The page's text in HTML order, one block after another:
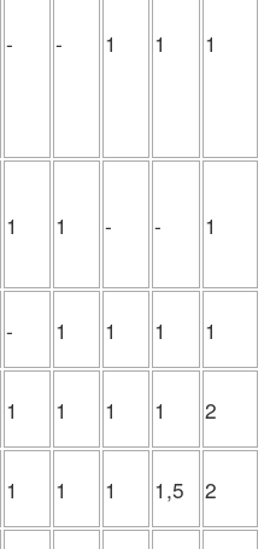
- - 1 1 1
1 1 - - 1
- 1 1 1 1
1 1 1 1 2
1 1 1 1,5 2